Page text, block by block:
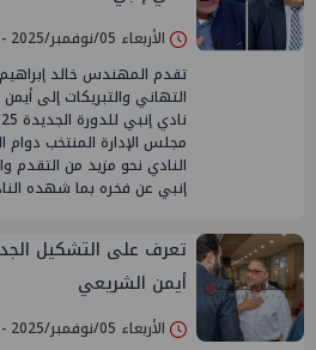
الأربعاء 05/نوفمبر/2025 - 10:11 م
تقدم المهندس خالد
التهاني والتبريكات إلى
مجلس الإدارة المنتخب دوام
النادي نحو مزيد من التقدم
إنبي عن فخره بما شهده
تعرف على التشكيل
أيمن الشريعي
الأربعاء 05/نوفمبر/2025 - 09:53 م